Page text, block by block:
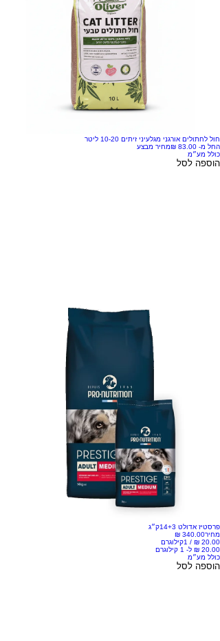
חול לחתולים אורגני מגלעיני זיתים 10-20 ליטר
החל מ-
מחיר מבצע
כולל מע״מ
הוספה לסל
פרסטיז אדולט 14+3ק״ג
מחיר
/ 1קילוגרם
כולל מע״מ
הוספה לסל